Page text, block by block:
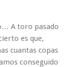
A toro pasado
es que,
cuantas copas
conseguido